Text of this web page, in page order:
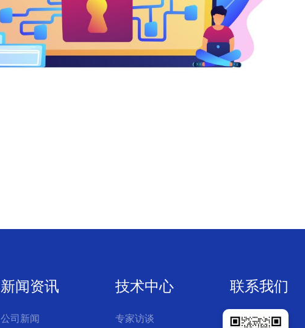
新闻资讯
公司新闻
技术中心
专家访谈
联系我们
公司简介